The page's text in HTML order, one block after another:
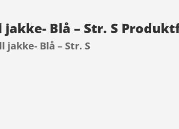
jakke- Blå – Str. S
jakke- Blå – Str. S